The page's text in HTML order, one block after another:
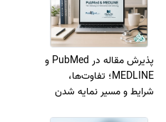
پذیرش مقاله در PubMed و
MEDLINE؛ تفاوت‌ها،
شرایط و مسیر نمایه شدن